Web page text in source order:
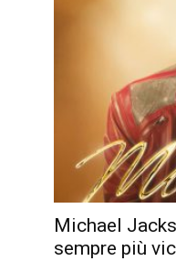
Michael
sempre più